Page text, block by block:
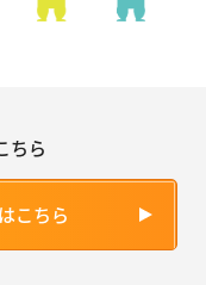
ちら
こちら